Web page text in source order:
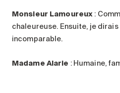
Monsieur Lamoureux :
chaleureuse. Ensuite, je
incomparable.
Madame Alarie : Humaine,